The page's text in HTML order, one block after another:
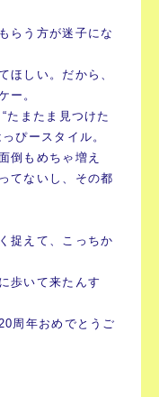
らう方が迷子にな
ほしい。だから、
ー。
たまたま見つけた
ぴースタイル。
倒もめちゃ増え
てないし、その都
捉えて、こっちか
歩いて来たんす
周年おめでとうご